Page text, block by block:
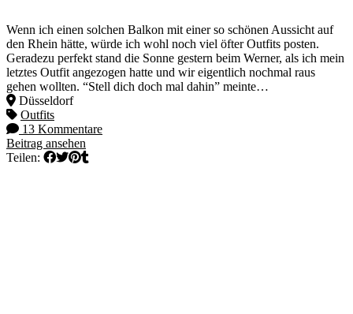
Wenn ich einen solchen Balkon mit einer so schönen Aussicht auf
den Rhein hätte, würde ich wohl noch viel öfter Outfits posten.
Geradezu perfekt stand die Sonne gestern beim Werner, als ich mein
letztes Outfit angezogen hatte und wir eigentlich nochmal raus
gehen wollten. “Stell dich doch mal dahin” meinte…
Düsseldorf
Outfits
13 Kommentare
Beitrag ansehen
Teilen: